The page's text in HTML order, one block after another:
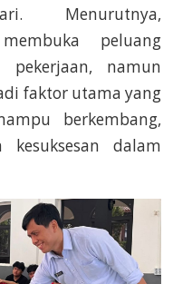
Menurutnya,
peluang
pekerjaan, namun
faktor utama yang
berkembang,
dalam